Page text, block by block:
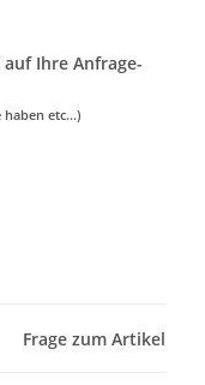
Ihre Anfrage-
haben etc...)
Frage zum Artikel